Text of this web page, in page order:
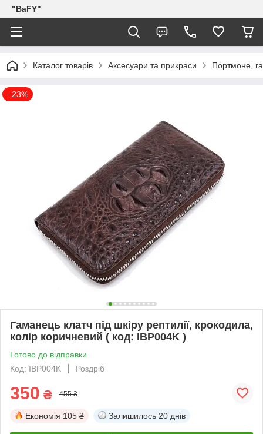
"BaFY"
Каталог товарів Аксесуари та прикраси Портмоне,
–23%
Гаманець клатч під шкіру рептилії, крокодила,
колір коричневий ( код: IBP004K )
Готово до відправки
Код: IBP004K
Роздріб
350 ₴ 455 ₴
Економія 105 ₴ Залишилось 20 днів